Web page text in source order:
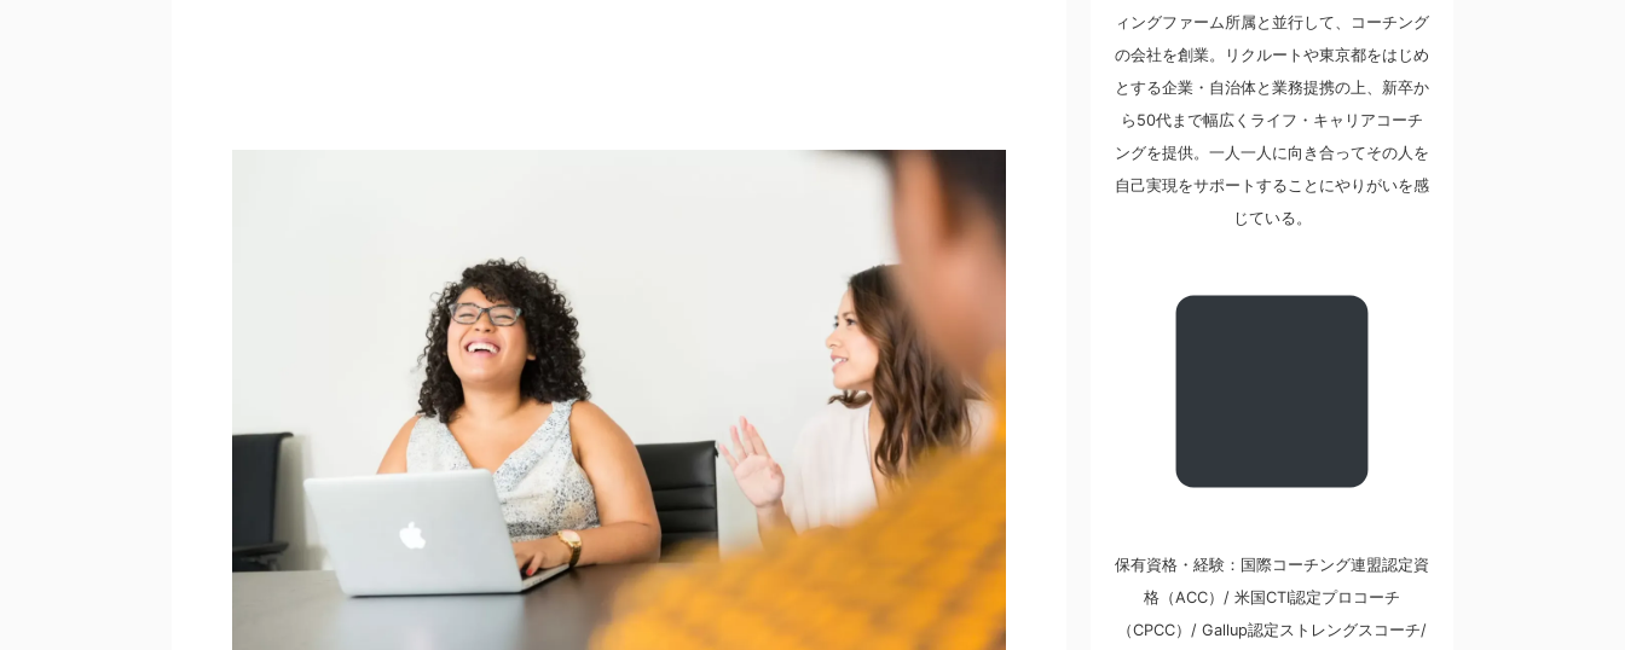
ィングファーム所属と並行して、コーチング
の会社を創業。リクルートや東京都をはじめ
とする企業・自治体と業務提携の上、新卒か
ら50代まで幅広くライフ・キャリアコーチ
ングを提供。一人一人に向き合ってその人を
自己実現をサポートすることにやりがいを感
じている。
保有資格・経験：国際コーチング連盟認定資
格（ACC）/ 米国CTI認定プロコーチ
（CPCC）/ Gallup認定ストレングスコーチ/